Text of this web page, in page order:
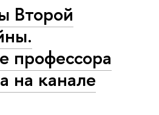
Второй
профессора
на канале